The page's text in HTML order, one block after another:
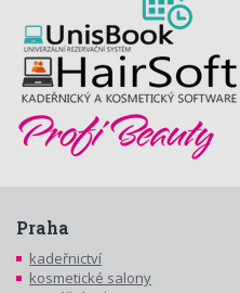
Praha
kadeřnictví
kosmetické salony